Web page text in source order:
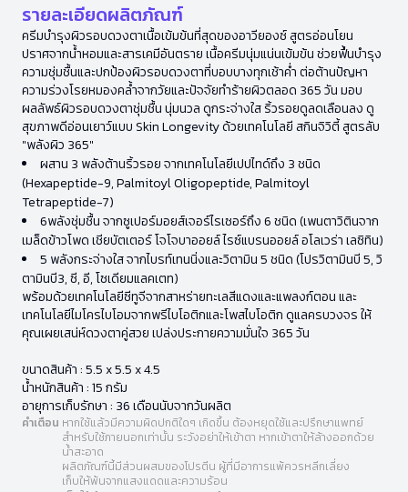
รายละเอียดผลิตภัณฑ์
ครีมบำรุงผิวรอบดวงตาเนื้อเข้มข้นที่สุดของอาวียองซ์ สูตรอ่อนโยน
ปราศจากน้ำหอมและสารเคมีอันตราย เนื้อครีมนุ่มแน่นเข้มข้น ช่วยฟื้นบำรุง
ความชุ่มชื้นและปกป้องผิวรอบดวงตาที่บอบบางทุกเช้าค่ำ ต่อต้านปัญหา
ความร่วงโรยหมองคล้ำจากวัยและปัจจัยทำร้ายผิวตลอด 365 วัน มอบ
ผลลัพธ์ผิวรอบดวงตาชุ่มชื้น นุ่มนวล ดูกระจ่างใส ริ้วรอยดูลดเลือนลง ดู
สุขภาพดีอ่อนเยาว์แบบ Skin Longevity ด้วยเทคโนโลยี สกินจิวิตี้ สูตรลับ
"พลังผิว 365"
ผสาน 3 พลังต้านริ้วรอย จากเทคโนโลยีเปปไทด์ถึง 3 ชนิด
(Hexapeptide-9, Palmitoyl Oligopeptide, Palmitoyl
Tetrapeptide-7)
6พลังชุ่มชื้น จากซูเปอร์มอยส์เจอร์ไรเซอร์ถึง 6 ชนิด (เพนตาวิตินจาก
เมล็ดข้าวโพด เชียบัตเตอร์ โจโจบาออยล์ ไรซ์แบรนออยล์ อโลเวร่า เลซิทิน)
5 พลังกระจ่างใส จากไบรท์เทนนิ่งและวิตามิน 5 ชนิด (โปรวิตามินบี 5, วิ
ตามินบี3, ซี, อี, โซเดียมแลคเตท)
พร้อมด้วยเทคโนโลยีซีทูจีจากสาหร่ายทะเลสีแดงและแพลงก์ตอน และ
เทคโนโลยีไมโครไบโอมจากพรีไบโอติกและโพสไบโอติก ดูแลครบวงจร ให้
คุณเผยเสน่ห์ดวงตาคู่สวย เปล่งประกายความมั่นใจ 365 วัน
ขนาดสินค้า : 5.5 x 5.5 x 4.5
น้ำหนักสินค้า : 15 กรัม
อายุการเก็บรักษา : 36 เดือนนับจากวันผลิต
คำเตือน หากใช้แล้วมีความผิดปกติใดๆ เกิดขึ้น ต้องหยุดใช้และปรึกษาแพทย์
สำหรับใช้ภายนอกเท่านั้น ระวังอย่าให้เข้าตา หากเข้าตาให้ล้างออกด้วย
น้ำสะอาด
ผลิตภัณฑ์นี้มีส่วนผสมของโปรตีน ผู้ที่มีอาการแพ้ควรหลีกเลี่ยง
เก็บให้พ้นจากแสงแดดและความร้อน